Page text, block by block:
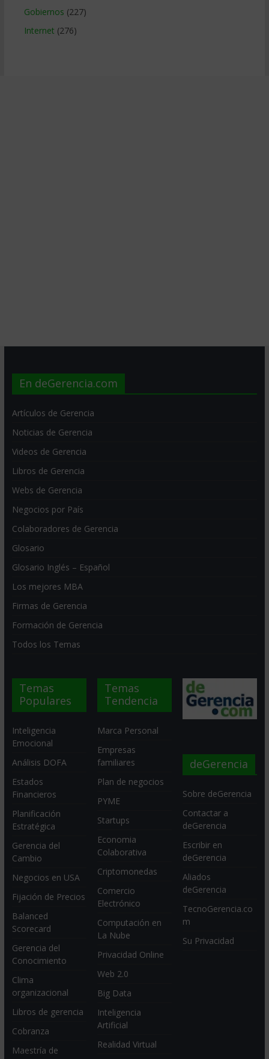
Gobiernos (227)
Internet (276)
En deGerencia.com
Artículos de Gerencia
Noticias de Gerencia
Videos de Gerencia
Libros de Gerencia
Webs de Gerencia
Negocios por País
Colaboradores de Gerencia
Glosario
Glosario Inglés – Español
Los mejores MBA
Firmas de Gerencia
Formación de Gerencia
Todos los Temas
Temas
Populares
Inteligencia
Emocional
Análisis DOFA
Estados
Financieros
Planificación
Estratégica
Gerencia del
Cambio
Negocios en USA
Fijación de Precios
Balanced
Scorecard
Gerencia del
Conocimiento
Clima
organizacional
Libros de gerencia
Cobranza
Maestría de
Temas
Tendencia
Marca Personal
Empresas
familiares
Plan de negocios
PYME
Startups
Economia
Colaborativa
Criptomonedas
Comercio
Electrónico
Computación en
La Nube
Privacidad Online
Web 2.0
Big Data
Inteligencia
Artificial
Realidad Virtual
deGerencia
Sobre deGerencia
Contactar a
deGerencia
Escribir en
deGerencia
Aliados
deGerencia
TecnoGerencia.co
m
Su Privacidad